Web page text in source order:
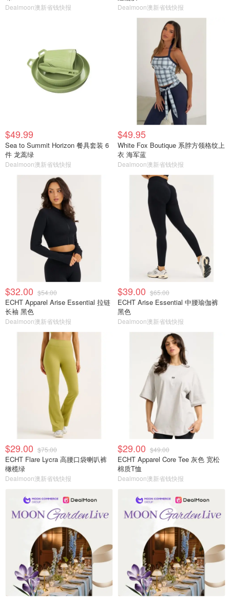
Dealmoon澳新省钱快报 Dealmoon澳新省钱快报
$49.99
Sea to Summit Horizon 餐具套装 6
件 龙蒿绿
Dealmoon澳新省钱快报
$49.95
White Fox Boutique 系脖方领格纹上
衣 海军蓝
Dealmoon澳新省钱快报
$32.00 $54.00
ECHT Apparel Arise Essential 拉链
长袖 黑色
Dealmoon澳新省钱快报
$39.00 $65.00
ECHT Arise Essential 中腰瑜伽裤
黑色
Dealmoon澳新省钱快报
$29.00 $75.00
ECHT Flare Lycra 高腰口袋喇叭裤
橄榄绿
Dealmoon澳新省钱快报
$29.00 $49.00
ECHT Apparel Core Tee 灰色 宽松
棉质T恤
Dealmoon澳新省钱快报